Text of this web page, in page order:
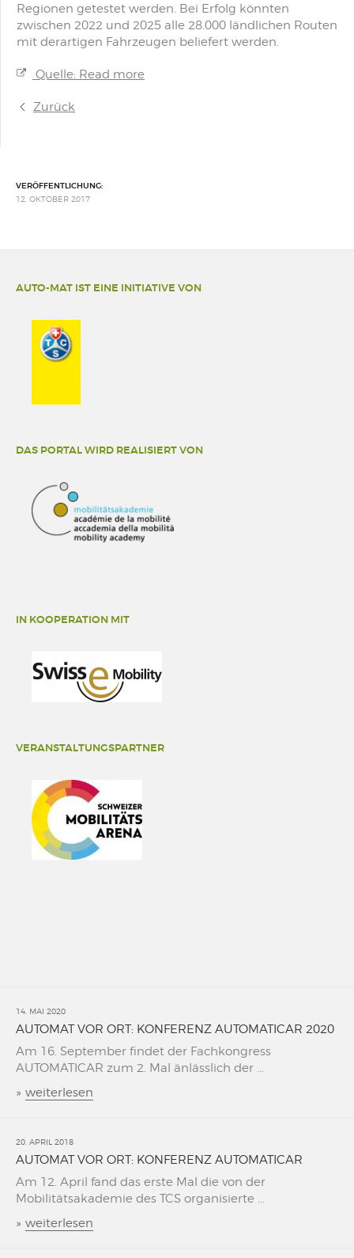
Regionen getestet werden. Bei Erfolg könnten
zwischen 2022 und 2025 alle 28.000 ländlichen Routen
mit derartigen Fahrzeugen beliefert werden.
Quelle: Read more
Zurück
VERÖFFENTLICHUNG:
12. OKTOBER 2017
AUTO-MAT IST EINE INITIATIVE VON
DAS PORTAL WIRD REALISIERT VON
IN KOOPERATION MIT
VERANSTALTUNGSPARTNER
14. MAI 2020
AUTOMAT VOR ORT: KONFERENZ AUTOMATICAR 2020
Am 16. September findet der Fachkongress
AUTOMATICAR zum 2. Mal änlässlich der ...
» weiterlesen
20. APRIL 2018
AUTOMAT VOR ORT: KONFERENZ AUTOMATICAR
Am 12. April fand das erste Mal die von der
Mobilitätsakademie des TCS organisierte ...
» weiterlesen